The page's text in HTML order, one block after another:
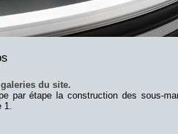
du site.
par étape la construction des sous-
1.